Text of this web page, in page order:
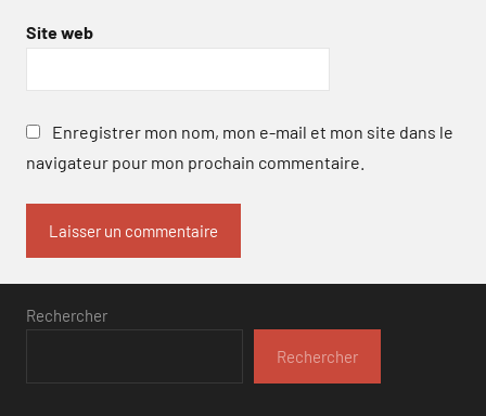
Site web
Enregistrer mon nom, mon e-mail et mon site dans le
navigateur pour mon prochain commentaire.
Rechercher
Rechercher